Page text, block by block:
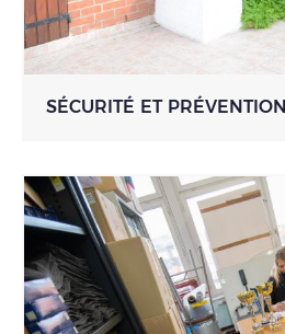
SÉCURITÉ ET PRÉVENTION